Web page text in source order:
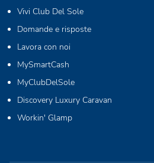
Vivi Club Del Sole
Domande e risposte
Lavora con noi
MySmartCash
MyClubDelSole
Discovery Luxury Caravan
Workin' Glamp